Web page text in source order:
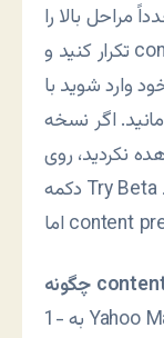
مراحل بالا را
تکرار کنید و content preference را به حالت اولیه
وارد شوید با
اگر نسخه
نکردید، روی